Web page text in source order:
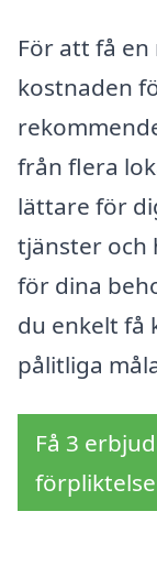
För att få
kostnaden
från flera
lättare för
tjänster och
för dina
du enkelt få
pålitliga
Få 3